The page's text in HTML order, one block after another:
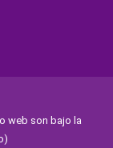
web son bajo la